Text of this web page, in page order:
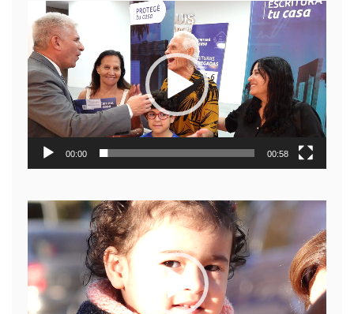
Reproductor
de
video
00:00 00:58
Reproductor
de
video